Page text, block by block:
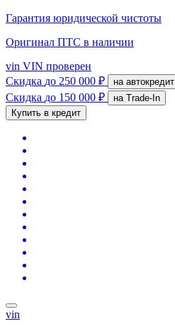
Гарантия юридической чистоты
Оригинал ПТС в наличии
vin VIN проверен
Скидка до 250 000 ₽ на автокредит
Скидка до 150 000 ₽
на Trade-In
Купить в кредит
vin